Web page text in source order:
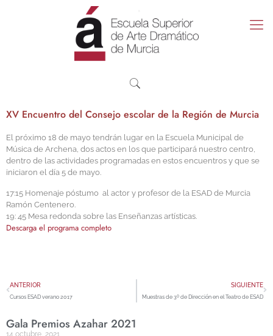
XV Encuentro del Consejo escolar de la Región de Murcia
El próximo 18 de mayo tendrán lugar en la Escuela Municipal de
Música de Archena, dos actos en los que participará nuestro centro,
dentro de las actividades programadas en estos encuentros y que se
iniciaron el día 5 de mayo.
17:15 Homenaje póstumo al actor y profesor de la ESAD de Murcia
Ramón Centenero.
19: 45 Mesa redonda sobre las Enseñanzas artísticas.
Descarga el programa completo
ANTERIOR
Cursos ESAD verano 2017
SIGUIENTE
Muestras de 3º de Dirección en el Teatro de ESAD
Gala Premios Azahar 2021
14 octubre, 2021